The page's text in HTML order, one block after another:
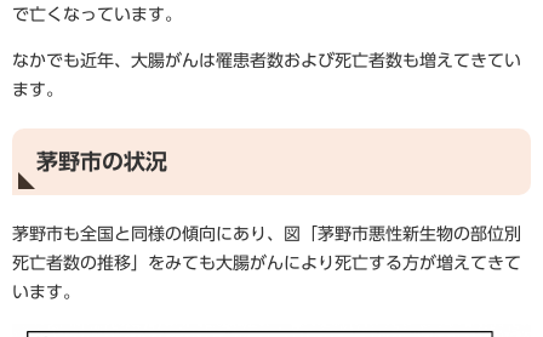
で亡くなっています。
なかでも近年、大腸がんは罹患者数および死亡者数も増えてきてい
ます。
茅野市の状況
茅野市も全国と同様の傾向にあり、図「茅野市悪性新生物の部位別
死亡者数の推移」をみても大腸がんにより死亡する方が増えてきて
います。